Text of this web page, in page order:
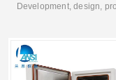
Development, design,